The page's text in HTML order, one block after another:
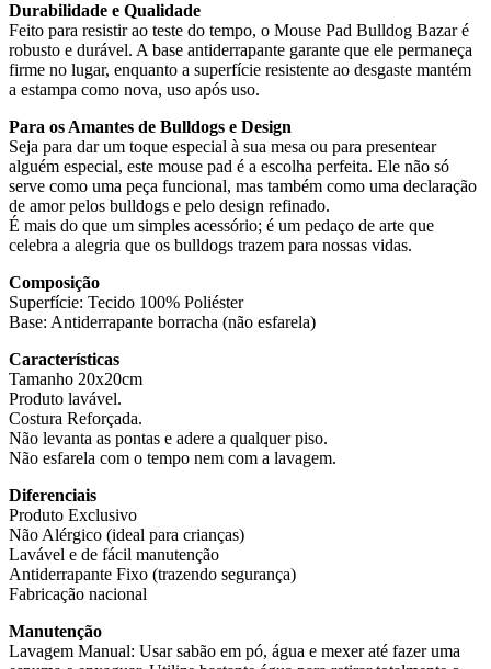
Durabilidade e Qualidade
Feito para resistir ao teste do tempo, o Mouse Pad Bulldog Bazar é
robusto e durável. A base antiderrapante garante que ele permaneça
firme no lugar, enquanto a superfície resistente ao desgaste mantém
a estampa como nova, uso após uso.
Para os Amantes de Bulldogs e Design
Seja para dar um toque especial à sua mesa ou para presentear
alguém especial, este mouse pad é a escolha perfeita. Ele não só
serve como uma peça funcional, mas também como uma declaração
de amor pelos bulldogs e pelo design refinado.
É mais do que um simples acessório; é um pedaço de arte que
celebra a alegria que os bulldogs trazem para nossas vidas.
Composição
Superfície: Tecido 100% Poliéster
Base: Antiderrapante borracha (não esfarela)
Características
Tamanho 20x20cm
Produto lavável.
Costura Reforçada.
Não levanta as pontas e adere a qualquer piso.
Não esfarela com o tempo nem com a lavagem.
Diferenciais
Produto Exclusivo
Não Alérgico (ideal para crianças)
Lavável e de fácil manutenção
Antiderrapante Fixo (trazendo segurança)
Fabricação nacional
Manutenção
Lavagem Manual: Usar sabão em pó, água e mexer até fazer uma